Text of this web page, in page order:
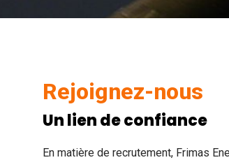
Rejoignez-nous
Un lien de confiance
En matière de recrutement, Frimas